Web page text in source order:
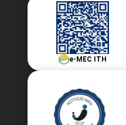
ENCONTRO
e-MEC ITH